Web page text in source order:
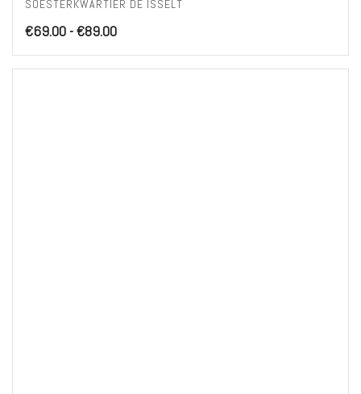
SOESTERKWARTIER DE ISSELT
€69.00 -€89.00Prijsklasse:
€69.00